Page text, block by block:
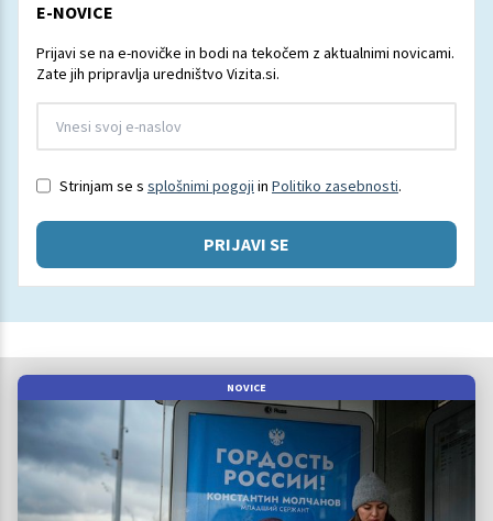
E-NOVICE
Prijavi se na e-novičke in bodi na tekočem z aktualnimi novicami.
Zate jih pripravlja uredništvo Vizita.si.
Strinjam se s splošnimi pogoji in Politiko zasebnosti.
PRIJAVI SE
NOVICE